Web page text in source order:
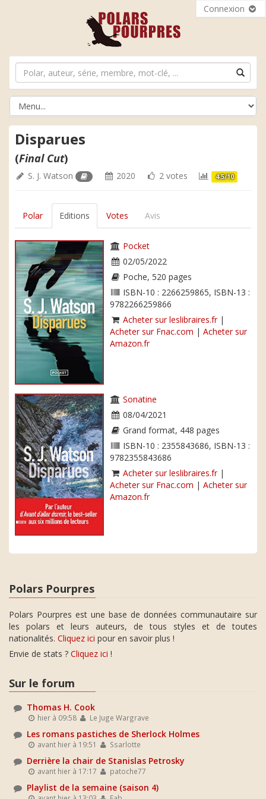
Connexion
Disparues
(Final Cut)
S. J. Watson 2020 2 votes 4.5/10
Polar Editions Votes Avis
Pocket
02/05/2022
Poche, 520 pages
ISBN-10 : 2266259865, ISBN-13 :
9782266259866
Acheter sur leslibraires.fr|
Acheter sur Fnac.com | Acheter sur
Amazon.fr
Sonatine
08/04/2021
Grand format, 448 pages
ISBN-10 : 2355843686, ISBN-13 :
9782355843686
Acheter sur leslibraires.fr|
Acheter sur Fnac.com | Acheter sur
Amazon.fr
Polars Pourpres
Polars Pourpres est une base de données communautaire sur
les polars et leurs auteurs, de tous styles et de toutes
nationalités. Cliquez ici pour en savoir plus !
Envie de stats ? Cliquez ici !
Sur le forum
Thomas H. Cook
hier à 09:58 Le Juge Wargrave
Les romans pastiches de Sherlock Holmes
avant hier à 19:51 Ssarlotte
Derrière la chair de Stanislas Petrosky
avant hier à 17:17 patoche77
Playlist de la semaine (saison 4)